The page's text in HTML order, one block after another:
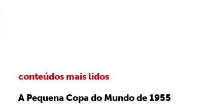
conteúdos mais lidos
A Pequena Copa do Mundo de 1955